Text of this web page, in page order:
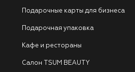
Подарочные карты для бизнеса
Подарочная упаковка
Кафе и рестораны
Салон TSUM BEAUTY